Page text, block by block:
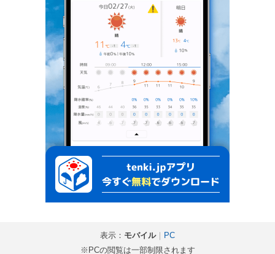
表示： モバイル｜
PC
※PCの閲覧は一部制限されます